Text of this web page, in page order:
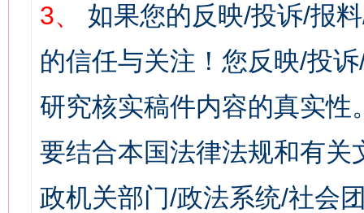
3、
如果您的反映/投诉/报
的信任与关注！您反映/投
研究核实稿件内容的真实
要结合本国法律法规和有关
政机关部门/政法系统/社会